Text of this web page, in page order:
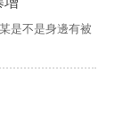
是不是身邊有被